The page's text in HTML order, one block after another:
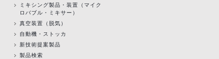
ミキシング製品・装置（マイク
ロバブル・ミキサー）
真空装置（脱気）
自動機・ストッカ
新技術提案製品
製品検索